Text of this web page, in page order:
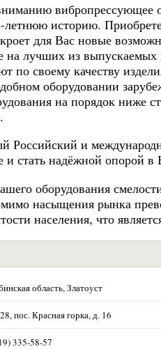
вибропрессующее
историю.
для Вас новые
на лучших из выпускаемых
своему качеству
оборудовании
на порядок ниже
Российский и
и стать надёжной опорой в
оборудования
насыщения рынка
населения, что
область, Златоуст
пос. Красная горка, д. 16
335-58-57